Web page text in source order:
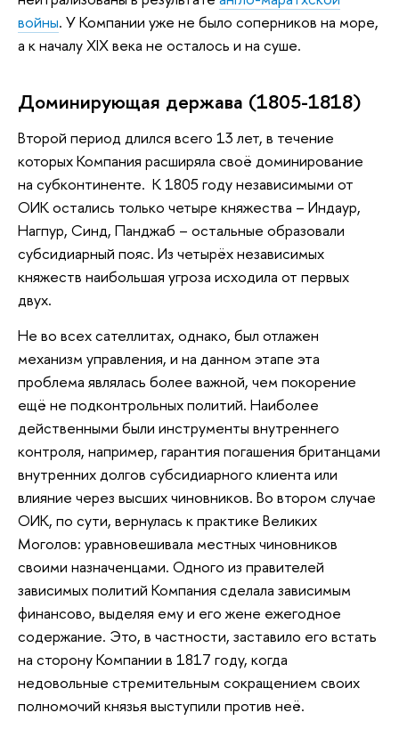
войны. У Компании уже не было соперников на море,
а к началу XIX века не осталось и на суше.
Доминирующая держава (1805-1818)
Второй период длился всего 13 лет, в течение
которых Компания расширяла своё доминирование
на субконтиненте. К 1805 году независимыми от
ОИК остались только четыре княжества – Индаур,
Нагпур, Синд, Панджаб – остальные образовали
субсидиарный пояс. Из четырёх независимых
княжеств наибольшая угроза исходила от первых
двух.
Не во всех сателлитах, однако, был отлажен
механизм управления, и на данном этапе эта
проблема являлась более важной, чем покорение
ещё не подконтрольных политий. Наиболее
действенными были инструменты внутреннего
контроля, например, гарантия погашения британцами
внутренних долгов субсидиарного клиента или
влияние через высших чиновников. Во втором случае
ОИК, по сути, вернулась к практике Великих
Моголов: уравновешивала местных чиновников
своими назначенцами. Одного из правителей
зависимых политий Компания сделала зависимым
финансово, выделяя ему и его жене ежегодное
содержание. Это, в частности, заставило его встать
на сторону Компании в 1817 году, когда
недовольные стремительным сокращением своих
полномочий князья выступили против неё.